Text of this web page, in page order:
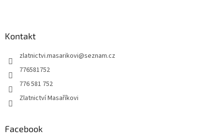
Kontakt
zlatnictvi.masarikovi@seznam.cz
776581752
776 581 752
Zlatnictví Masaříkovi
Facebook